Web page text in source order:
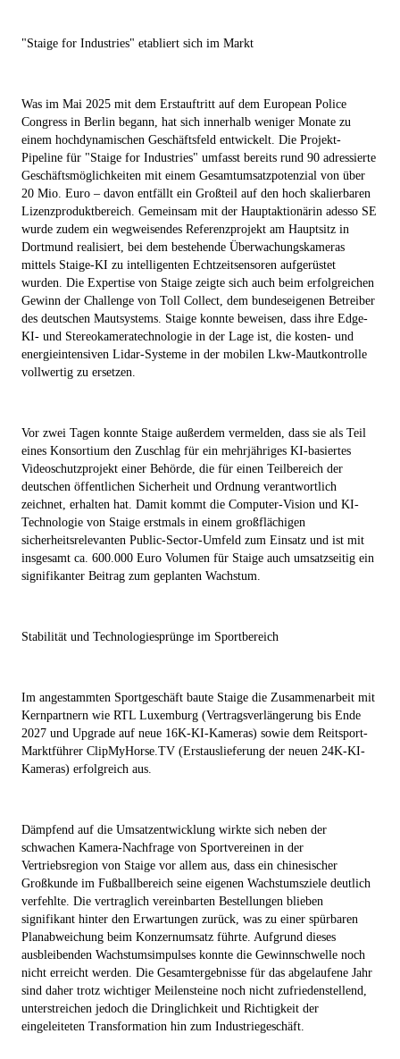
"Staige for Industries" etabliert sich im Markt
Was im Mai 2025 mit dem Erstauftritt auf dem European Police
Congress in Berlin begann, hat sich innerhalb weniger Monate zu
einem hochdynamischen Geschäftsfeld entwickelt. Die Projekt-
Pipeline für "Staige for Industries" umfasst bereits rund 90 adressierte
Geschäftsmöglichkeiten mit einem Gesamtumsatzpotenzial von über
20 Mio. Euro – davon entfällt ein Großteil auf den hoch skalierbaren
Lizenzproduktbereich. Gemeinsam mit der Hauptaktionärin adesso SE
wurde zudem ein wegweisendes Referenzprojekt am Hauptsitz in
Dortmund realisiert, bei dem bestehende Überwachungskameras
mittels Staige-KI zu intelligenten Echtzeitsensoren aufgerüstet
wurden. Die Expertise von Staige zeigte sich auch beim erfolgreichen
Gewinn der Challenge von Toll Collect, dem bundeseigenen Betreiber
des deutschen Mautsystems. Staige konnte beweisen, dass ihre Edge-
KI- und Stereokameratechnologie in der Lage ist, die kosten- und
energieintensiven Lidar-Systeme in der mobilen Lkw-Mautkontrolle
vollwertig zu ersetzen.
Vor zwei Tagen konnte Staige außerdem vermelden, dass sie als Teil
eines Konsortium den Zuschlag für ein mehrjähriges KI-basiertes
Videoschutzprojekt einer Behörde, die für einen Teilbereich der
deutschen öffentlichen Sicherheit und Ordnung verantwortlich
zeichnet, erhalten hat. Damit kommt die Computer-Vision und KI-
Technologie von Staige erstmals in einem großflächigen
sicherheitsrelevanten Public-Sector-Umfeld zum Einsatz und ist mit
insgesamt ca. 600.000 Euro Volumen für Staige auch umsatzseitig ein
signifikanter Beitrag zum geplanten Wachstum.
Stabilität und Technologiesprünge im Sportbereich
Im angestammten Sportgeschäft baute Staige die Zusammenarbeit mit
Kernpartnern wie RTL Luxemburg (Vertragsverlängerung bis Ende
2027 und Upgrade auf neue 16K-KI-Kameras) sowie dem Reitsport-
Marktführer ClipMyHorse.TV (Erstauslieferung der neuen 24K-KI-
Kameras) erfolgreich aus.
Dämpfend auf die Umsatzentwicklung wirkte sich neben der
schwachen Kamera-Nachfrage von Sportvereinen in der
Vertriebsregion von Staige vor allem aus, dass ein chinesischer
Großkunde im Fußballbereich seine eigenen Wachstumsziele deutlich
verfehlte. Die vertraglich vereinbarten Bestellungen blieben
signifikant hinter den Erwartungen zurück, was zu einer spürbaren
Planabweichung beim Konzernumsatz führte. Aufgrund dieses
ausbleibenden Wachstumsimpulses konnte die Gewinnschwelle noch
nicht erreicht werden. Die Gesamtergebnisse für das abgelaufene Jahr
sind daher trotz wichtiger Meilensteine noch nicht zufriedenstellend,
unterstreichen jedoch die Dringlichkeit und Richtigkeit der
eingeleiteten Transformation hin zum Industriegeschäft.